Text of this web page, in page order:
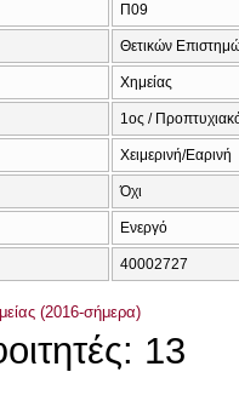
Π09
Θετικών
Χημείας
1ος /
Χειμερινή/Εαρινή
Όχι
Ενεργό
40002727
(2016-σήμερα)
13